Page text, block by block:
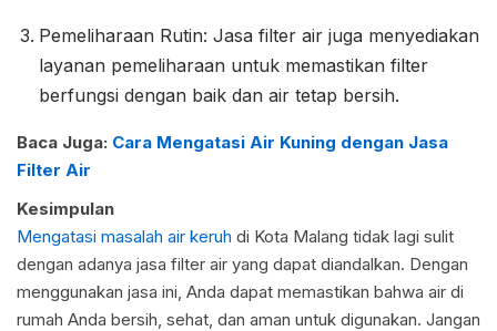
Pemeliharaan Rutin: Jasa filter air juga menyediakan
layanan pemeliharaan untuk memastikan filter
berfungsi dengan baik dan air tetap bersih.
Baca Juga: Cara Mengatasi Air Kuning dengan Jasa
Filter Air
Kesimpulan
Mengatasi masalah air keruh di Kota Malang tidak lagi sulit
dengan adanya jasa filter air yang dapat diandalkan. Dengan
menggunakan jasa ini, Anda dapat memastikan bahwa air di
rumah Anda bersih, sehat, dan aman untuk digunakan. Jangan